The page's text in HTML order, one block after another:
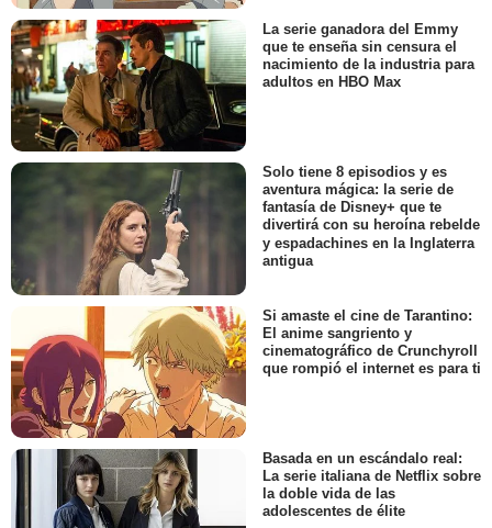
La serie ganadora del Emmy
que te enseña sin censura el
nacimiento de la industria para
adultos en HBO Max
Solo tiene 8 episodios y es
aventura mágica: la serie de
fantasía de Disney+ que te
divertirá con su heroína rebelde
y espadachines en la Inglaterra
antigua
Si amaste el cine de Tarantino:
El anime sangriento y
cinematográfico de Crunchyroll
que rompió el internet es para ti
Basada en un escándalo real:
La serie italiana de Netflix sobre
la doble vida de las
adolescentes de élite